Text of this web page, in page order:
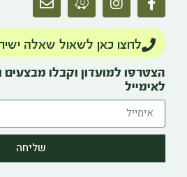
לחצו כאן לשאול שאלה
הצטרפו למועדון וקבלו מבצעים
לאימייל
שליחה